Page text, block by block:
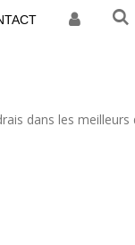
dans les meilleurs